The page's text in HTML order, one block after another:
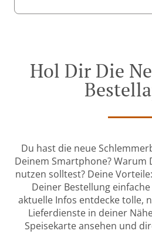
Hol Dir Die
Du hast die neue
Deinem Smartphone? Warum
nutzen solltest? Deine
Deiner Bestellung
aktuelle Infos entdecke tolle,
Lieferdienste in deiner
Speisekarte ansehen und